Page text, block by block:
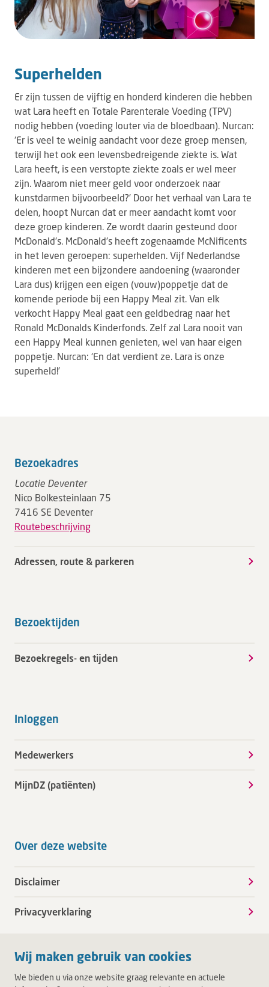
Wij maken gebruik van cookies
We bieden u via onze website graag relevante en actuele
Superhelden
Er zijn tussen de vijftig en honderd kinderen die hebben
wat Lara heeft en Totale Parenterale Voeding (TPV)
nodig hebben (voeding louter via de bloedbaan). Nurcan:
‘Er is veel te weinig aandacht voor deze groep mensen,
terwijl het ook een levensbedreigende ziekte is. Wat
Lara heeft, is een verstopte ziekte zoals er wel meer
zijn. Waarom niet meer geld voor onderzoek naar
kunstdarmen bijvoorbeeld?’ Door het verhaal van Lara te
delen, hoopt Nurcan dat er meer aandacht komt voor
deze groep kinderen. Ze wordt daarin gesteund door
McDonald's. McDonald's heeft zogenaamde McNificents
in het leven geroepen: superhelden. Vijf Nederlandse
kinderen met een bijzondere aandoening (waaronder
Lara dus) krijgen een eigen (vouw)poppetje dat de
komende periode bij een Happy Meal zit. Van elk
verkocht Happy Meal gaat een geldbedrag naar het
Ronald McDonalds Kinderfonds. Zelf zal Lara nooit van
een Happy Meal kunnen genieten, wel van haar eigen
poppetje. Nurcan: ‘En dat verdient ze. Lara is onze
superheld!’
Bezoekadres
Locatie Deventer
Nico Bolkesteinlaan 75
7416 SE Deventer
Routebeschrijving
Adressen, route & parkeren
Bezoektijden
Bezoekregels- en tijden
Inloggen
Medewerkers
MijnDZ (patiënten)
Over deze website
Disclaimer
Privacyverklaring